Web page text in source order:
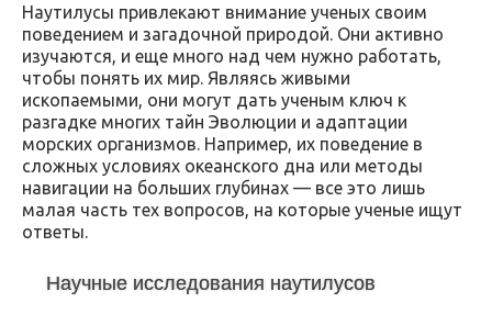
Наутилусы привлекают внимание ученых своим
поведением и загадочной природой. Они активно
изучаются, и еще много над чем нужно работать,
чтобы понять их мир. Являясь живыми
ископаемыми, они могут дать ученым ключ к
разгадке многих тайн Эволюции и адаптации
морских организмов. Например, их поведение в
сложных условиях океанского дна или методы
навигации на больших глубинах — все это лишь
малая часть тех вопросов, на которые ученые ищут
ответы.
Научные исследования наутилусов